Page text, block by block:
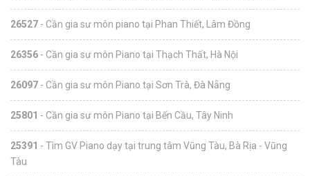
26527 - Cần gia sư môn piano tại Phan Thiết, Lâm Đồng
26356 - Cần gia sư môn Piano tại Thạch Thất, Hà Nội
26097 - Cần gia sư môn Piano tại Sơn Trà, Đà Nẵng
25801 - Cần gia sư môn Piano tại Bến Cầu, Tây Ninh
25391 - Tìm GV Piano dạy tại trung tâm Vũng Tàu, Bà Rịa - Vũng
Tàu